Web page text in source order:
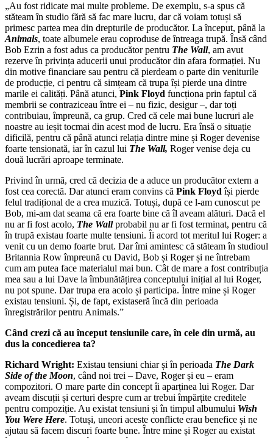
„Au fost ridicate mai multe probleme. De exemplu, s-a spus că
stăteam în studio fără să fac mare lucru, dar că voiam totuși să
primesc partea mea din drepturile de producător. La început, până la
Animals, toate albumele erau coproduse de întreaga trupă. Însă când
Bob Ezrin a fost adus ca producător pentru The Wall, am avut
rezerve în privința aducerii unui producător din afara formației. Nu
din motive financiare sau pentru că pierdeam o parte din veniturile
de producție, ci pentru că simțeam că trupa își pierde una dintre
marile ei calități. Până atunci, Pink Floyd funcționa prin faptul că
membrii se contraziceau între ei – nu fizic, desigur –, dar toți
contribuiau, împreună, ca grup. Cred că cele mai bune lucruri ale
noastre au ieșit tocmai din acest mod de lucru. Era însă o situație
dificilă, pentru că până atunci relația dintre mine și Roger devenise
foarte tensionată, iar în cazul lui The Wall, Roger venise deja cu
două lucrări aproape terminate.
Privind în urmă, cred că decizia de a aduce un producător extern a
fost cea corectă. Dar atunci eram convins că Pink Floyd își pierde
felul tradițional de a crea muzică. Totuși, după ce l-am cunoscut pe
Bob, mi-am dat seama că era foarte bine că îl aveam alături. Dacă el
nu ar fi fost acolo, The Wallprobabil nu ar fi fost terminat, pentru că
în trupă existau foarte multe tensiuni. Îi acord tot meritul lui Roger: a
venit cu un demo foarte brut. Dar îmi amintesc că stăteam în studioul
Britannia Row împreună cu David, Bob și Roger și ne întrebam
cum am putea face materialul mai bun. Cât de mare a fost contribuția
mea sau a lui Dave la îmbunătățirea conceptului inițial al lui Roger,
nu pot spune. Dar trupa era acolo și participa. Între mine și Roger
existau tensiuni. Și, de fapt, existaseră încă din perioada
înregistrărilor pentru Animals.”
Când crezi că au început tensiunile care, în cele din urmă, au
dus la concedierea ta?
Richard Wright: Existau tensiuni chiar și în perioada The Dark
Side of the Moon, când noi trei – Dave, Roger și eu – eram
compozitori. O mare parte din concept îi aparținea lui Roger. Dar
aveam discuții și certuri despre cum ar trebui împărțite creditele
pentru compoziție. Au existat tensiuni și în timpul albumului Wish
You Were Here. Totuși, uneori aceste conflicte erau benefice și ne
ajutau să facem discuri foarte bune. Între mine și Roger au existat